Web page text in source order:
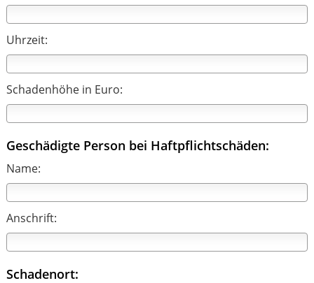
Uhrzeit:
Schadenhöhe in Euro:
Geschädigte Person bei Haftpflichtschäden:
Name:
Anschrift:
Schadenort: